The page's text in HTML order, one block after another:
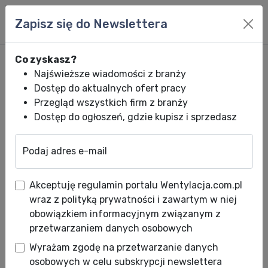
Najprostszy sposób na
wentylację mechaniczną
obiektów wielkokubaturowych
Data publikacji: 26.11.2018
Zapisz się do Newslettera
Co zyskasz?
Najświeższe wiadomości z branży
Dostęp do aktualnych ofert pracy
Przegląd wszystkich firm z branży
Dostęp do ogłoszeń, gdzie kupisz i sprzedasz
Podaj adres e-mail
Akceptuję regulamin portalu Wentylacja.com.pl
wraz z polityką prywatności i zawartym w niej
obowiązkiem informacyjnym związanym z
przetwarzaniem danych osobowych
Wyrażam zgodę na przetwarzanie danych
osobowych w celu subskrypcji newslettera